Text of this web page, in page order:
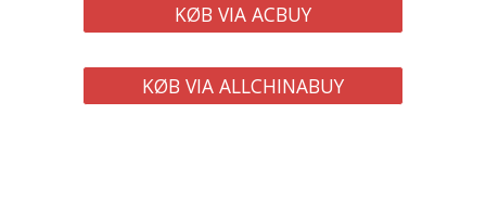
KØB VIA ACBUY
KØB VIA ALLCHINABUY